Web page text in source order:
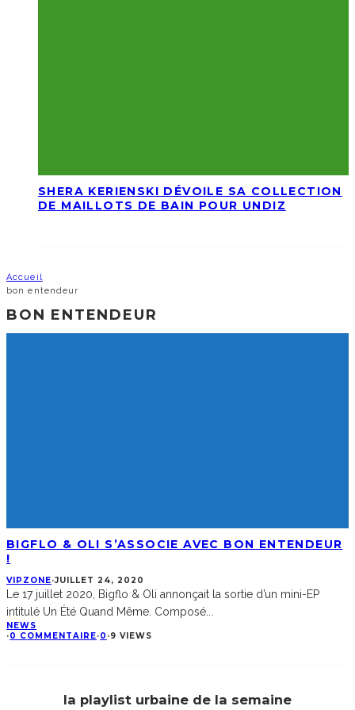
SHERA KERIENSKI DÉVOILE SA COLLECTION
DE MAILLOTS DE BAIN POUR UNDIZ
Accueil
bon entendeur
BON ENTENDEUR
BIGFLO & OLI S’ASSOCIE AVEC BON ENTENDEUR
!
VIPZONE·JUILLET 24, 2020
Le 17 juillet 2020, Bigflo & Oli annonçait la sortie d’un mini-EP
intitulé Un Été Quand Même. Composé
NEWS
·0 COMMENTAIRE·0 ·9 VIEWS
la playlist urbaine de la semaine